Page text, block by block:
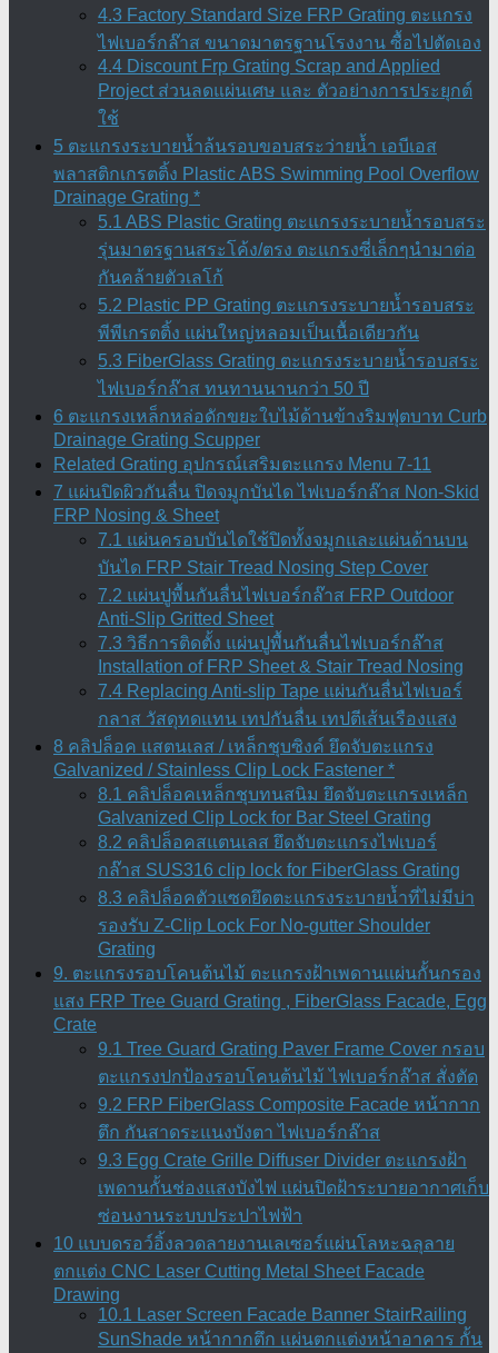
4.3 Factory Standard Size FRP Grating ตะแกรง
ไฟเบอร์กล๊าส ขนาดมาตรฐานโรงงาน ซื้อไปตัดเอง
4.4 Discount Frp Grating Scrap and Applied
Project ส่วนลดแผ่นเศษ และ ตัวอย่างการประยุกต์
ใช้
5 ตะแกรงระบายน้ำล้นรอบขอบสระว่ายน้ำ เอบีเอส
พลาสติกเกรตติ้ง Plastic ABS Swimming Pool Overflow
Drainage Grating *
5.1 ABS Plastic Grating ตะแกรงระบายน้ำรอบสระ
รุ่นมาตรฐานสระโค้ง/ตรง ตะแกรงซี่เล็กๆนำมาต่อ
กันคล้ายตัวเลโก้
5.2 Plastic PP Grating ตะแกรงระบายน้ำรอบสระ
พีพีเกรตติ้ง แผ่นใหญ่หลอมเป็นเนื้อเดียวกัน
5.3 FiberGlass Grating ตะแกรงระบายน้ำรอบสระ
ไฟเบอร์กล๊าส ทนทานนานกว่า 50 ปี
6 ตะแกรงเหล็กหล่อดักขยะใบไม้ด้านข้างริมฟุตบาท Curb
Drainage Grating Scupper
Related Grating อุปกรณ์เสริมตะแกรง Menu 7-11
7 แผ่นปิดผิวกันลื่น ปิดจมูกบันได ไฟเบอร์กล๊าส Non-Skid
FRP Nosing & Sheet
7.1 แผ่นครอบบันไดใช้ปิดทั้งจมูกและแผ่นด้านบน
บันได FRP Stair Tread Nosing Step Cover
7.2 แผ่นปูพื้นกันลื่นไฟเบอร์กล๊าส FRP Outdoor
Anti-Slip Gritted Sheet
7.3 วิธีการติดตั้ง แผ่นปูพื้นกันลื่นไฟเบอร์กล๊าส
Installation of FRP Sheet & Stair Tread Nosing
7.4 Replacing Anti-slip Tape แผ่นกันลื่นไฟเบอร์
กลาส วัสดุทดแทน เทปกันลื่น เทปตีเส้นเรืองแสง
8 คลิปล็อค แสตนเลส / เหล็กชุบซิงค์ ยึดจับตะแกรง
Galvanized / Stainless Clip Lock Fastener *
8.1 คลิปล็อคเหล็กชุบทนสนิม ยึดจับตะแกรงเหล็ก
Galvanized Clip Lock for Bar Steel Grating
8.2 คลิปล็อคสแตนเลส ยึดจับตะแกรงไฟเบอร์
กล๊าส SUS316 clip lock for FiberGlass Grating
8.3 คลิปล็อคตัวแซดยึดตะแกรงระบายน้ำที่ไม่มีบ่า
รองรับ Z-Clip Lock For No-gutter Shoulder
Grating
9. ตะแกรงรอบโคนต้นไม้ ตะแกรงฝ้าเพดานแผ่นกั้นกรอง
แสง FRP Tree Guard Grating , FiberGlass Facade, Egg
Crate
9.1 Tree Guard Grating Paver Frame Cover กรอบ
ตะแกรงปกป้องรอบโคนต้นไม้ ไฟเบอร์กล๊าส สั่งตัด
9.2 FRP FiberGlass Composite Facade หน้ากาก
ตึก กันสาดระแนงบังตา ไฟเบอร์กล๊าส
9.3 Egg Crate Grille Diffuser Divider ตะแกรงฝ้า
เพดานกั้นช่องแสงบังไฟ แผ่นปิดฝ้าระบายอากาศเก็บ
ซ่อนงานระบบประปาไฟฟ้า
10 แบบดรอว์อิ้งลวดลายงานเลเซอร์แผ่นโลหะฉลุลาย
ตกแต่ง CNC Laser Cutting Metal Sheet Facade
Drawing
10.1 Laser Screen Facade Banner StairRailing
SunShade หน้ากากตึก แผ่นตกแต่งหน้าอาคาร กั้น